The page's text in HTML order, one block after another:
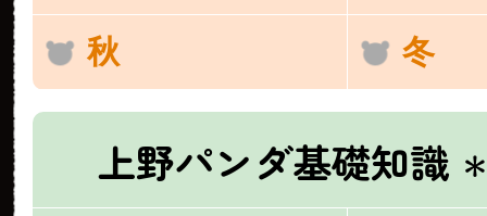
秋 冬
上野パンダ基礎知識